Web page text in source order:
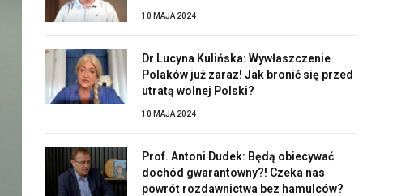
10 MAJA 2024
Dr Lucyna Kulińska: Wywłaszczenie
Polaków już zaraz! Jak bronić się przed
utratą wolnej Polski?
10 MAJA 2024
Prof. Antoni Dudek: Będą obiecywać
dochód gwarantowny?! Czeka nas
powrót rozdawnictwa bez hamulców?